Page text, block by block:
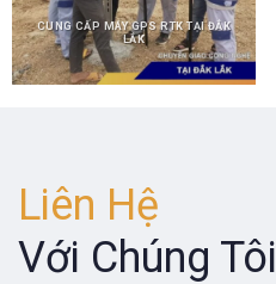
CUNG CẤP MÁY GPS RTK TẠI ĐẮK
LẮK
Liên Hệ
Với Chúng Tôi